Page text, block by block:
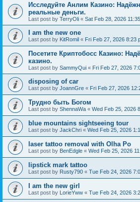
Исследуйте Анлим Казино:
реальные деньги.
Last post by TerryOli « Sat Feb 28, 2026
I am the new one
Last post by KitRomil « Fri Feb 27, 2026 8:23
Посетите Криптобосс Казино:
казино.
Last post by SammyQui « Fri Feb 27, 2026
disposing of car
Last post by JoannGre « Fri Feb 27, 2026
Трудно быть Богом
Last post by ShennaWa « Wed Feb 25, 2026
blue mountains sightseeing tour
Last post by JackChri « Wed Feb 25, 2026
laser tattoo removal with Olha Po
Last post by BenEdgle « Wed Feb 25, 2026
lipstick mark tattoo
Last post by Rusty790 « Tue Feb 24, 2026
I am the new girl
Last post by LorieYww « Tue Feb 24, 2026